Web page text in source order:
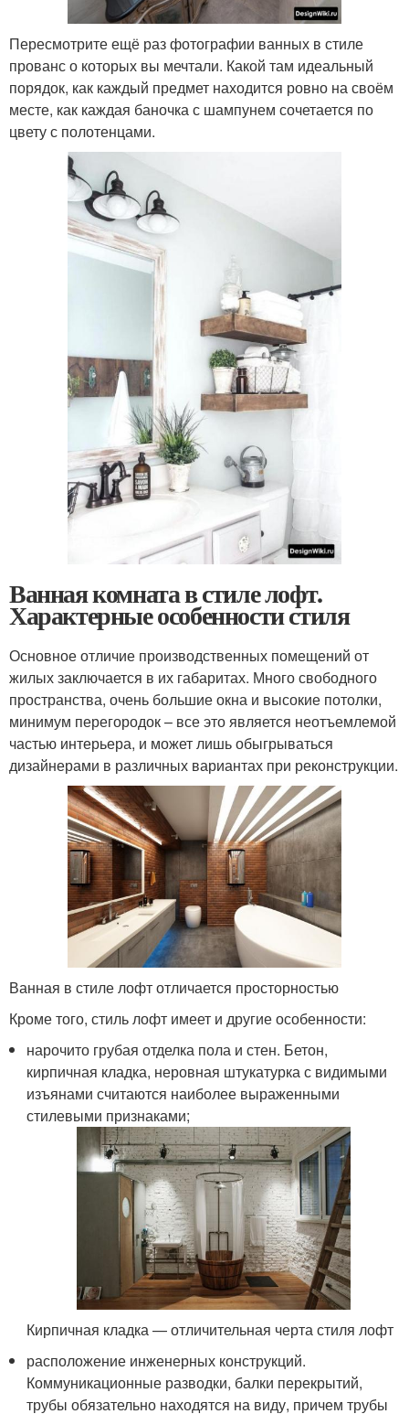
Пересмотрите ещё раз фотографии ванных в стиле
прованс о которых вы мечтали. Какой там идеальный
порядок, как каждый предмет находится ровно на своём
месте, как каждая баночка с шампунем сочетается по
цвету с полотенцами.
Ванная комната в стиле лофт.
Характерные особенности стиля
Основное отличие производственных помещений от
жилых заключается в их габаритах. Много свободного
пространства, очень большие окна и высокие потолки,
минимум перегородок – все это является неотъемлемой
частью интерьера, и может лишь обыгрываться
дизайнерами в различных вариантах при реконструкции.
Ванная в стиле лофт отличается просторностью
Кроме того, стиль лофт имеет и другие особенности:
нарочито грубая отделка пола и стен. Бетон,
кирпичная кладка, неровная штукатурка с видимыми
изъянами считаются наиболее выраженными
стилевыми признаками;
Кирпичная кладка — отличительная черта стиля лофт
расположение инженерных конструкций.
Коммуникационные разводки, балки перекрытий,
трубы обязательно находятся на виду, причем трубы